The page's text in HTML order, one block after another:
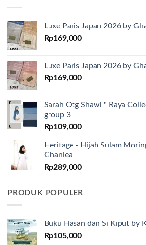
Luxe Paris Japan 2026 by
Rp169,000
Luxe Paris Japan 2026 by
Rp169,000
Sarah Otg Shawl " Raya
group 3
Rp109,000
Heritage - Hijab Sulam
Ghaniea
Rp289,000
PRODUK POPULER
Buku Hasan dan Si Kiput by
Rp105,000